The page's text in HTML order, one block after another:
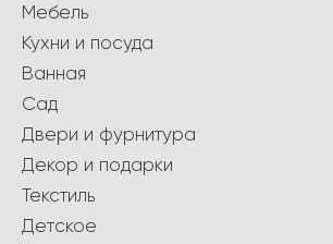
Мебель
Кухни и посуда
Ванная
Сад
Двери и фурнитура
Декор и подарки
Текстиль
Детское